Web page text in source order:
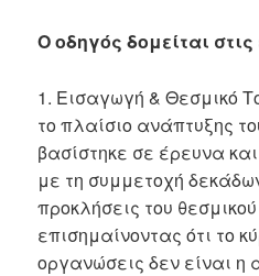
Ο οδηγός δομείται στις
1. Εισαγωγή & Θεσμικό
το πλαίσιο ανάπτυξης
βασίστηκε σε έρευνα
με τη συμμετοχή
προκλήσεις του θεσμικού
επισημαίνοντας ότι το
οργανώσεις δεν είναι